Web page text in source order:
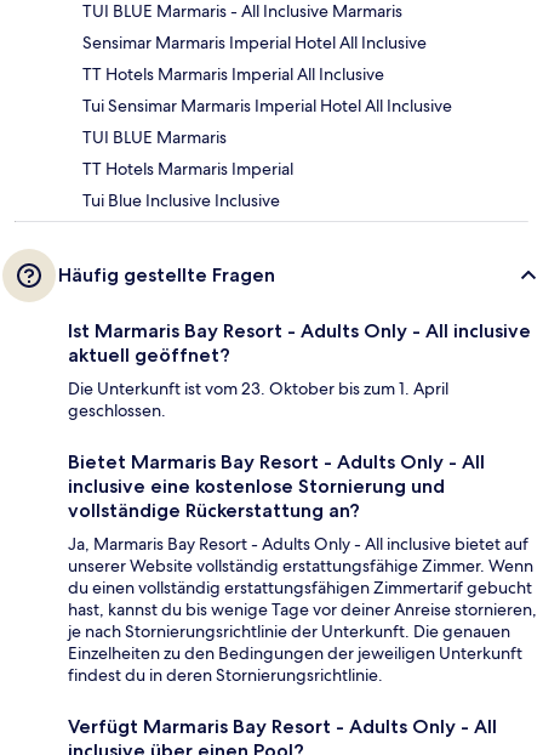
TUI BLUE Marmaris - All Inclusive Marmaris
Sensimar Marmaris Imperial Hotel All Inclusive
TT Hotels Marmaris Imperial All Inclusive
Tui Sensimar Marmaris Imperial Hotel All Inclusive
TUI BLUE Marmaris
TT Hotels Marmaris Imperial
Tui Blue Inclusive Inclusive
Häufig gestellte Fragen
Ist Marmaris Bay Resort - Adults Only - All inclusive
aktuell geöffnet?
Die Unterkunft ist vom 23. Oktober bis zum 1. April
geschlossen.
Bietet Marmaris Bay Resort - Adults Only - All
inclusive eine kostenlose Stornierung und
vollständige Rückerstattung an?
Ja, Marmaris Bay Resort - Adults Only - All inclusive bietet auf
unserer Website vollständig erstattungsfähige Zimmer. Wenn
du einen vollständig erstattungsfähigen Zimmertarif gebucht
hast, kannst du bis wenige Tage vor deiner Anreise stornieren,
je nach Stornierungsrichtlinie der Unterkunft. Die genauen
Einzelheiten zu den Bedingungen der jeweiligen Unterkunft
findest du in deren Stornierungsrichtlinie.
Verfügt Marmaris Bay Resort - Adults Only - All